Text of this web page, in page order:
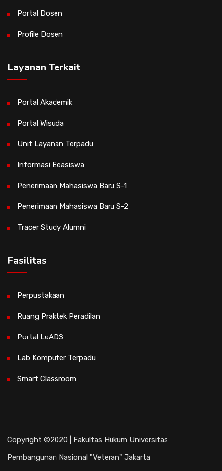
Portal Dosen
Profile Dosen
Layanan Terkait
Portal Akademik
Portal Wisuda
Unit Layanan Terpadu
Informasi Beasiswa
Penerimaan Mahasiswa Baru S-1
Penerimaan Mahasiswa Baru S-2
Tracer Study Alumni
Fasilitas
Perpustakaan
Ruang Praktek Peradilan
Portal LeADS
Lab Komputer Terpadu
Smart Classroom
Copyright ©2020 | Fakultas Hukum Universitas
Pembangunan Nasional "Veteran" Jakarta